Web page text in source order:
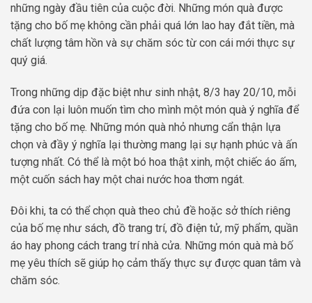
những ngày đầu tiên của cuộc đời. Những món quà được
tặng cho bố mẹ không cần phải quá lớn lao hay đắt tiền, mà
chất lượng tâm hồn và sự chăm sóc từ con cái mới thực sự
quý giá.
Trong những dịp đặc biệt như sinh nhật, 8/3 hay 20/10, mỗi
đứa con lại luôn muốn tìm cho mình một món quà ý nghĩa để
tặng cho bố mẹ. Những món quà nhỏ nhưng cẩn thận lựa
chọn và đầy ý nghĩa lại thường mang lại sự hạnh phúc và ấn
tượng nhất. Có thể là một bó hoa thật xinh, một chiếc áo ấm,
một cuốn sách hay một chai nước hoa thơm ngát.
Đôi khi, ta có thể chọn quà theo chủ đề hoặc sở thích riêng
của bố mẹ như sách, đồ trang trí, đồ điện tử, mỹ phẩm, quần
áo hay phong cách trang trí nhà cửa. Những món quà mà bố
mẹ yêu thích sẽ giúp họ cảm thấy thực sự được quan tâm và
chăm sóc.